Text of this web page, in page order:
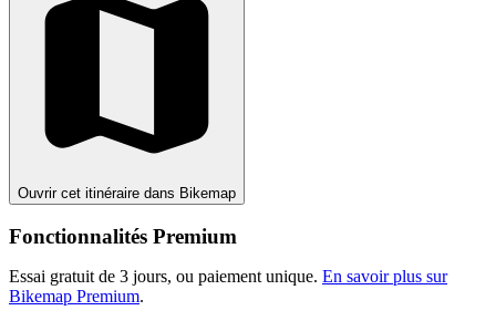
Ouvrir cet itinéraire dans Bikemap
Fonctionnalités Premium
Essai gratuit de 3 jours, ou paiement unique. En savoir plus sur
Bikemap Premium.